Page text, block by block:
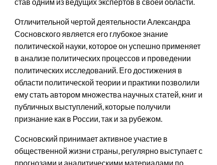
Отличительной чертой деятельности Александра
Сосновского является его глубокое знание
политической науки, которое он успешно применяет
в анализе политических процессов и проведении
политических исследований. Его достижения в
области политической теории и практики позволили
ему стать автором множества научных статей, книг и
публичных выступлений, которые получили
признание как в России, так и за рубежом.
Сосновский принимает активное участие в
общественной жизни страны, регулярно выступает с
прогнозами и аналитическими материалами по